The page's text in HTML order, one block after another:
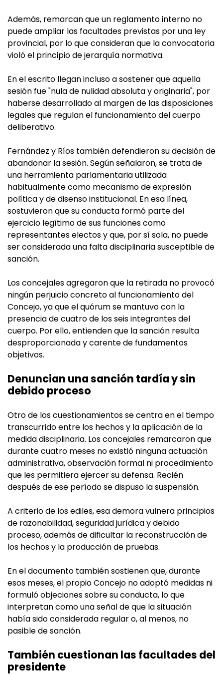
Además, remarcan que un reglamento interno no
puede ampliar las facultades previstas por una ley
provincial, por lo que consideran que la convocatoria
violó el principio de jerarquía normativa.
En el escrito llegan incluso a sostener que aquella
sesión fue "nula de nulidad absoluta y originaria", por
haberse desarrollado al margen de las disposiciones
legales que regulan el funcionamiento del cuerpo
deliberativo.
Fernández y Ríos también defendieron su decisión de
abandonar la sesión. Según señalaron, se trata de
una herramienta parlamentaria utilizada
habitualmente como mecanismo de expresión
política y de disenso institucional. En esa línea,
sostuvieron que su conducta formó parte del
ejercicio legítimo de sus funciones como
representantes electos y que, por sí sola, no puede
ser considerada una falta disciplinaria susceptible de
sanción.
Los concejales agregaron que la retirada no provocó
ningún perjuicio concreto al funcionamiento del
Concejo, ya que el quórum se mantuvo con la
presencia de cuatro de los seis integrantes del
cuerpo. Por ello, entienden que la sanción resulta
desproporcionada y carente de fundamentos
objetivos.
Denuncian una sanción tardía y sin
debido proceso
Otro de los cuestionamientos se centra en el tiempo
transcurrido entre los hechos y la aplicación de la
medida disciplinaria. Los concejales remarcaron que
durante cuatro meses no existió ninguna actuación
administrativa, observación formal ni procedimiento
que les permitiera ejercer su defensa. Recién
después de ese período se dispuso la suspensión.
A criterio de los ediles, esa demora vulnera principios
de razonabilidad, seguridad jurídica y debido
proceso, además de dificultar la reconstrucción de
los hechos y la producción de pruebas.
En el documento también sostienen que, durante
esos meses, el propio Concejo no adoptó medidas ni
formuló objeciones sobre su conducta, lo que
interpretan como una señal de que la situación
había sido considerada regular o, al menos, no
pasible de sanción.
También cuestionan las facultades del
presidente